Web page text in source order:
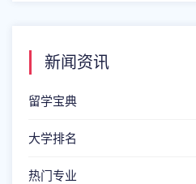
新闻资讯
留学宝典
大学排名
热门专业